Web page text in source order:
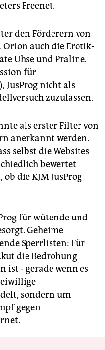
Freenet.
den Förderern von
Orion auch die Erotik-
Uhse und Praline.
für
JusProg nicht als
zuzulassen.
als erster Filter von
anerkannt werden.
selbst die Websites
bewertet
die KJM JusProg
für wütende und
Geheime
Sperrlisten: Für
die Bedrohung
- gerade wenn es
sondern um
gegen